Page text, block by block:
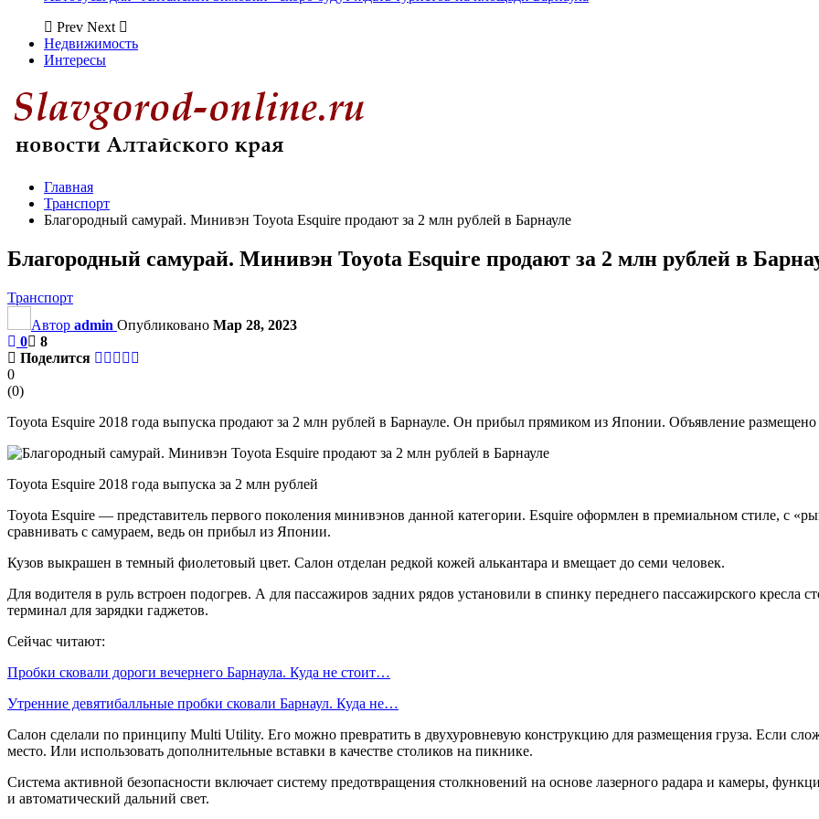
Prev Next
Недвижимость
Интересы
Главная
Транспорт
Благородный самурай. Минивэн Toyota Esquire продают за 2 млн рублей в Барнауле
Благородный самурай. Минивэн Toyota Esquire продают за 2 млн рублей в
Транспорт
Автор admin Опубликовано Мар 28, 2023
0
8
Поделится
0
(0)
Toyota Esquire 2018 года выпуска продают за 2 млн рублей в Барнауле. Он прибыл прямиком из Японии. Объявление
Toyota Esquire 2018 года выпуска за 2 млн рублей
Toyota Esquire — представитель первого поколения минивэнов данной категории. Esquire оформлен в премиальном стиле, с
сравнивать с самураем, ведь он прибыл из Японии.
Кузов выкрашен в темный фиолетовый цвет. Салон отделан редкой кожей алькантара и вмещает до семи человек.
Для водителя в руль встроен подогрев. А для пассажиров задних рядов установили в спинку переднего пассажирского кресла
терминал для зарядки гаджетов.
Сейчас читают:
Пробки сковали дороги вечернего Барнаула. Куда не стоит…
Утренние девятибалльные пробки сковали Барнаул. Куда не…
Салон сделали по принципу Multi Utility. Его можно превратить в двухуровневую конструкцию для размещения груза. Если
место. Или использовать дополнительные вставки в качестве столиков на пикнике.
Система активной безопасности включает систему предотвращения столкновений на основе лазерного радара и камеры,
и автоматический дальний свет.